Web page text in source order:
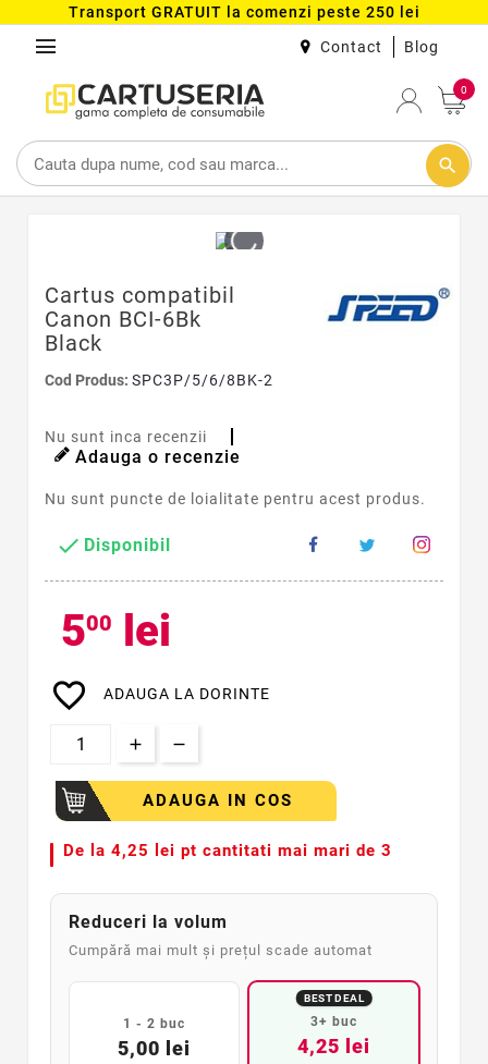
Transport GRATUIT la comenzi peste 250 lei
menu Contact Blog
0
search
Cartus compatibil
Canon BCI-6Bk
Black
Cod Produs: SPC3P/5/6/8BK-2
Nu sunt inca recenzii
Adauga o recenzie
Nu sunt puncte de loialitate pentru acest produs.
 Disponibil
500 lei
favorite_border ADAUGA LA DORINTE
ADAUGA IN COS
De la 4,25 lei pt cantitati mai mari de 3
Reduceri la volum
Cumpără mai mult și prețul scade automat
1 - 2 buc
5,00 lei
BEST DEAL
3+ buc
4,25 lei